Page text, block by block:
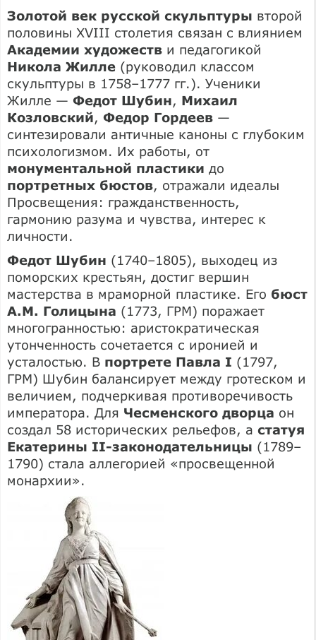
Золотой век русской скульптуры второй
половины XVIII столетия связан с влиянием
Академии художеств и педагогикой
Никола Жилле (руководил классом
скульптуры в 1758–1777 гг.). Ученики
Жилле — Федот Шубин, Михаил
Козловский, Федор Гордеев —
синтезировали античные каноны с глубоким
психологизмом. Их работы, от
монументальной пластики до
портретных бюстов, отражали идеалы
Просвещения: гражданственность,
гармонию разума и чувства, интерес к
личности.
Федот Шубин (1740–1805), выходец из
поморских крестьян, достиг вершин
мастерства в мраморной пластике. Его бюст
А.М. Голицына (1773, ГРМ) поражает
многогранностью: аристократическая
утонченность сочетается с иронией и
усталостью. В портрете Павла I (1797,
ГРМ) Шубин балансирует между гротеском и
величием, подчеркивая противоречивость
императора. Для Чесменского дворца он
создал 58 исторических рельефов, а статуя
Екатерины II-законодательницы (1789–
1790) стала аллегорией «просвещенной
монархии».